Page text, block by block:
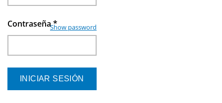
Contraseña*
Show password